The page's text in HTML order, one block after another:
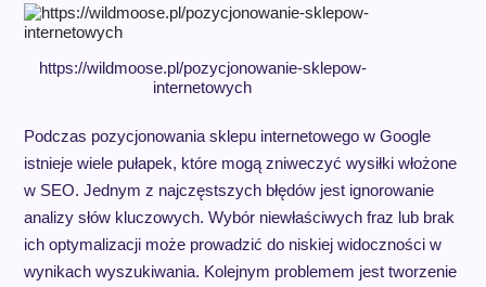
https://wildmoose.pl/pozycjonowanie-sklepow-
internetowych
Podczas pozycjonowania sklepu internetowego w Google
istnieje wiele pułapek, które mogą zniweczyć wysiłki włożone
w SEO. Jednym z najczęstszych błędów jest ignorowanie
analizy słów kluczowych. Wybór niewłaściwych fraz lub brak
ich optymalizacji może prowadzić do niskiej widoczności w
wynikach wyszukiwania. Kolejnym problemem jest tworzenie